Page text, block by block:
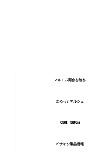
マルエム商会を知る
まるっとマルシェ
CSR・SDGs
イチオシ製品情報